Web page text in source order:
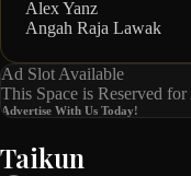
Alex Yanz
Angah Raja Lawak
Ad Slot Available
This Space is Reserved
Advertise With Us Today!
Taikun